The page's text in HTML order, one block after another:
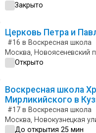
Закрыто
Церковь Петра и
#16 в Воскресная школа
Москва, Новоясеневский
Открыто
Воскресная школа
Мирликийского в
#17 в Воскресная школа
Москва, Новокузнецкая
До открытия 25 мин